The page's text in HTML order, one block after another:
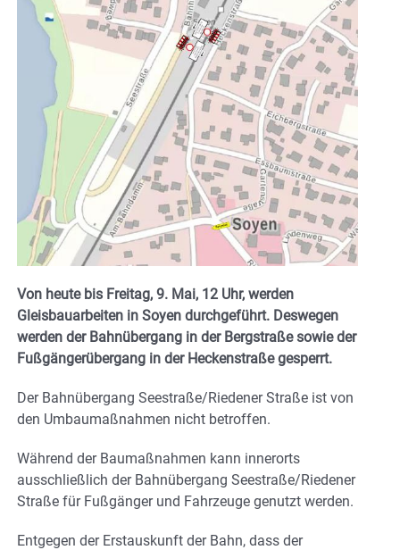
Von heute bis Freitag, 9. Mai, 12 Uhr, werden
Gleisbauarbeiten in Soyen durchgeführt. Deswegen
werden der Bahnübergang in der Bergstraße sowie der
Fußgängerübergang in der Heckenstraße gesperrt.
Der Bahnübergang Seestraße/Riedener Straße ist von
den Umbaumaßnahmen nicht betroffen.
Während der Baumaßnahmen kann innerorts
ausschließlich der Bahnübergang Seestraße/Riedener
Straße für Fußgänger und Fahrzeuge genutzt werden.
Entgegen der Erstauskunft der Bahn, dass der